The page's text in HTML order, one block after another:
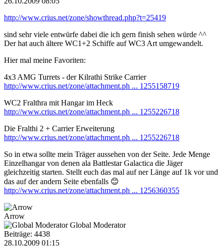
http://www.crius.net/zone/showthread.php?t=25419
sind sehr viele entwürfe dabei die ich gern finish sehen würde ^^
Der hat auch ältere WC1+2 Schiffe auf WC3 Art umgewandelt.
Hier mal meine Favoriten:
4x3 AMG Turrets - der Kilrathi Strike Carrier
http://www.crius.net/zone/attachment.ph ... 1255158719
WC2 Fralthra mit Hangar im Heck
http://www.crius.net/zone/attachment.ph ... 1255226718
Die Fralthi 2 + Carrier Erweiterung
http://www.crius.net/zone/attachment.ph ... 1255226718
So in etwa sollte mein Träger aussehen von der Seite. Jede Menge
Einzelhangar von denen ala Battlestar Galactica die Jäger
gleichzeitig starten. Stellt euch das mal auf ner Länge auf 1k vor und
das auf der andern Seite ebenfalls 😊
http://www.crius.net/zone/attachment.ph ... 1256360355
Arrow
Global Moderator
Beiträge: 4438
28.10.2009 01:15